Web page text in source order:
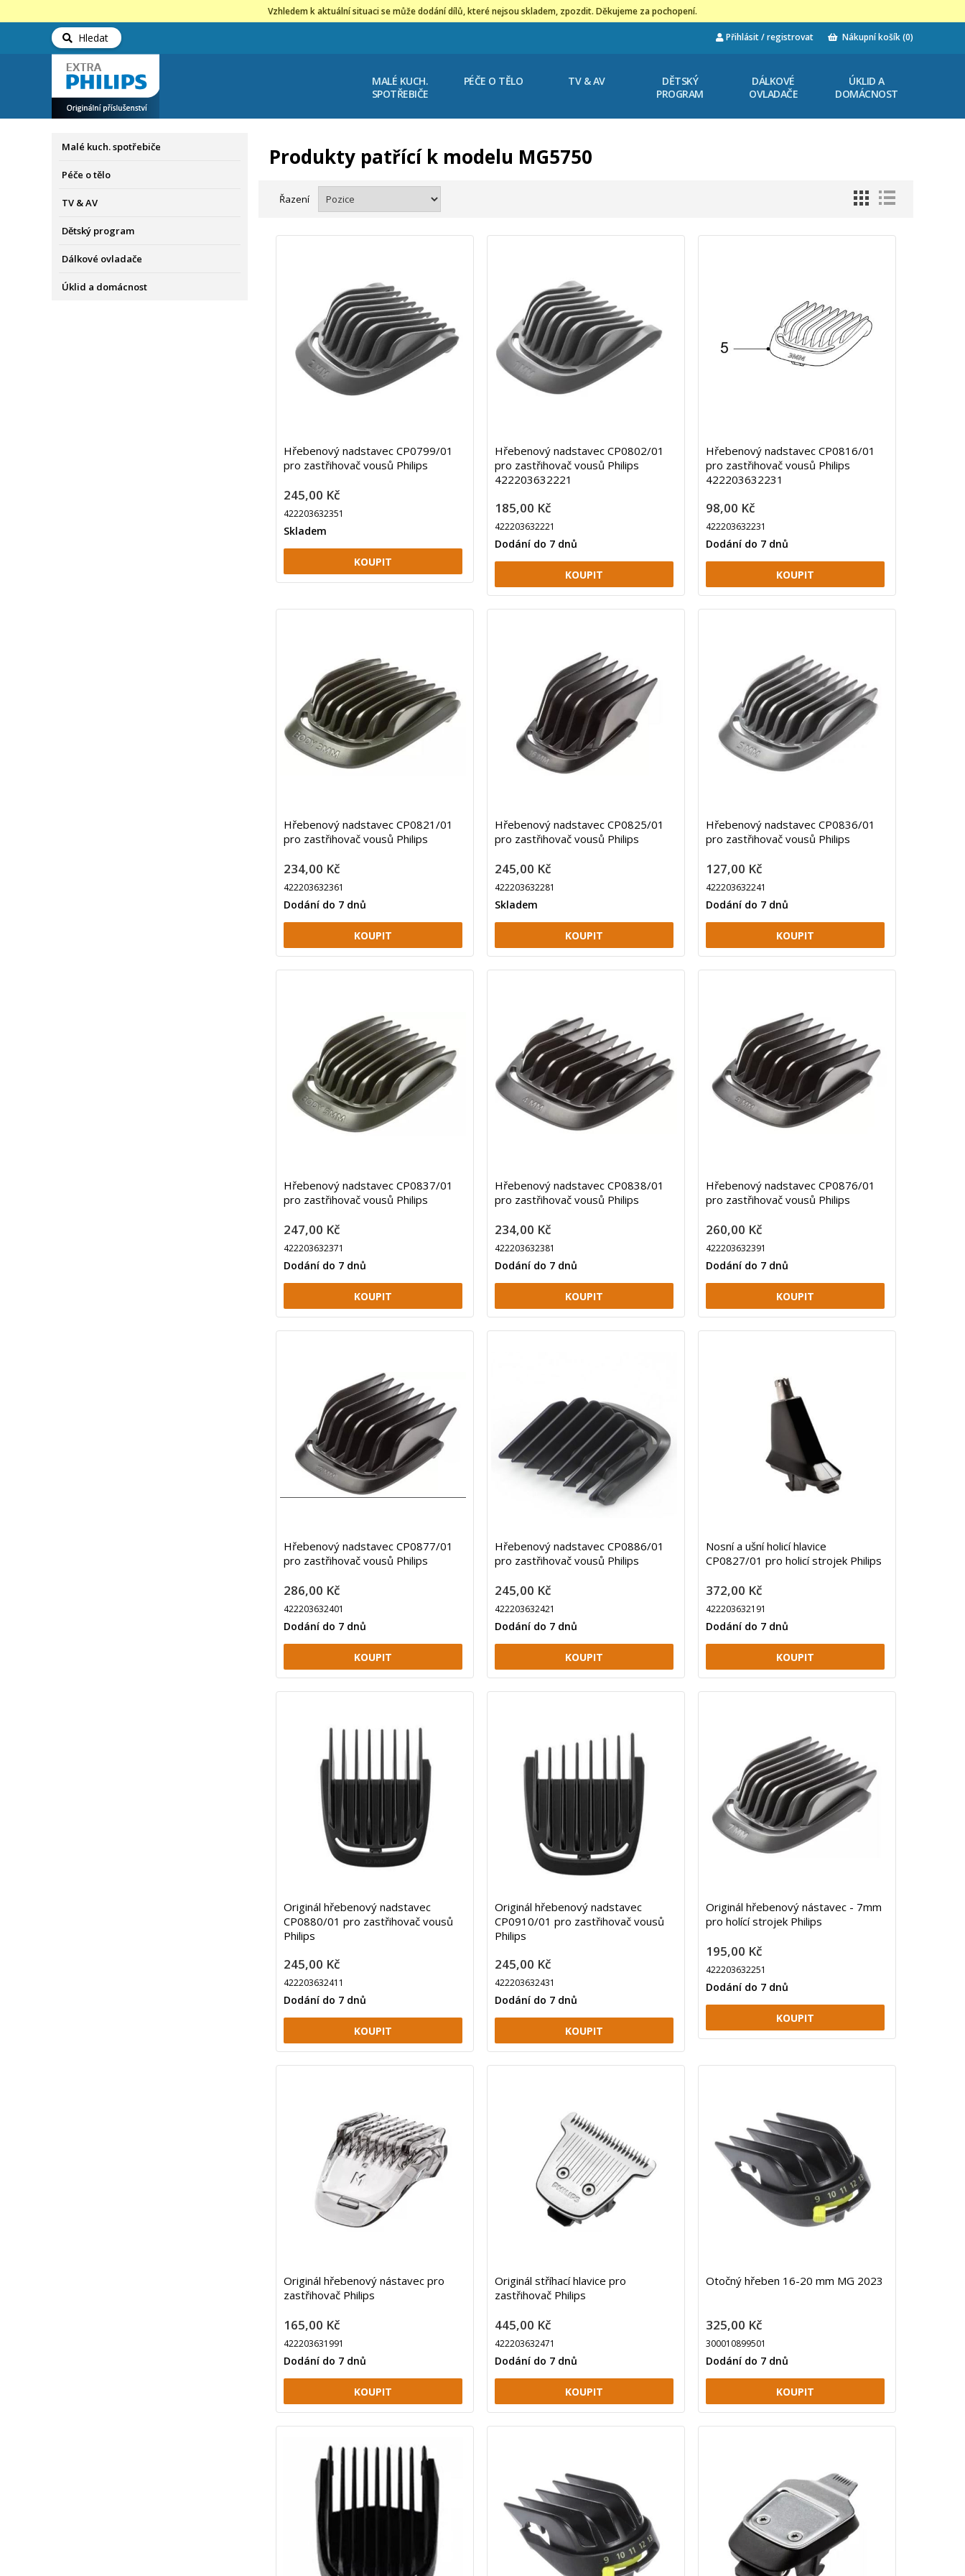
Vzhledem k aktuální situaci se může dodání dílů, které nejsou skladem, zpozdit. Děkujeme za pochopení.
Hledat Přihlásit / registrovat Nákupní košík(0)
MALÉ KUCH.
SPOTŘEBIČE
PÉČE O TĚLO TV & AV
DĚTSKÝ
PROGRAM
DÁLKOVÉ
OVLADAČE
ÚKLID A
DOMÁCNOST
Malé kuch. spotřebiče
Péče o tělo
TV & AV
Dětský program
Dálkové ovladače
Úklid a domácnost
Produkty patřící k modelu MG5750
Řazení
Hřebenový nadstavec CP0799/01
pro zastřihovač vousů Philips
245,00 Kč
422203632351
Skladem
Hřebenový nadstavec CP0802/01
pro zastřihovač vousů Philips
422203632221
185,00 Kč
422203632221
Dodání do 7 dnů
Hřebenový nadstavec CP0816/01
pro zastřihovač vousů Philips
422203632231
98,00 Kč
422203632231
Dodání do 7 dnů
Hřebenový nadstavec CP0821/01
pro zastřihovač vousů Philips
234,00 Kč
422203632361
Dodání do 7 dnů
Hřebenový nadstavec CP0825/01
pro zastřihovač vousů Philips
245,00 Kč
422203632281
Skladem
Hřebenový nadstavec CP0836/01
pro zastřihovač vousů Philips
127,00 Kč
422203632241
Dodání do 7 dnů
Hřebenový nadstavec CP0837/01
pro zastřihovač vousů Philips
247,00 Kč
422203632371
Dodání do 7 dnů
Hřebenový nadstavec CP0838/01
pro zastřihovač vousů Philips
234,00 Kč
422203632381
Dodání do 7 dnů
Hřebenový nadstavec CP0876/01
pro zastřihovač vousů Philips
260,00 Kč
422203632391
Dodání do 7 dnů
Hřebenový nadstavec CP0877/01
pro zastřihovač vousů Philips
286,00 Kč
422203632401
Dodání do 7 dnů
Hřebenový nadstavec CP0886/01
pro zastřihovač vousů Philips
245,00 Kč
422203632421
Dodání do 7 dnů
Nosní a ušní holicí hlavice
CP0827/01 pro holicí strojek Philips
372,00 Kč
422203632191
Dodání do 7 dnů
Originál hřebenový nadstavec
CP0880/01 pro zastřihovač vousů
Philips
245,00 Kč
422203632411
Dodání do 7 dnů
Originál hřebenový nadstavec
CP0910/01 pro zastřihovač vousů
Philips
245,00 Kč
422203632431
Dodání do 7 dnů
Originál hřebenový nástavec - 7mm
pro holící strojek Philips
195,00 Kč
422203632251
Dodání do 7 dnů
Originál hřebenový nástavec pro
zastřihovač Philips
165,00 Kč
422203631991
Dodání do 7 dnů
Originál stříhací hlavice pro
zastřihovač Philips
445,00 Kč
422203632471
Dodání do 7 dnů
Otočný hřeben 16-20 mm MG 2023
325,00 Kč
300010899501
Dodání do 7 dnů